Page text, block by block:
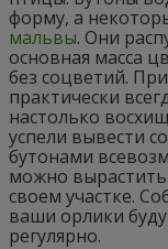
форму, а
мальвы. Они
основная масса
без соцветий.
практически
настолько
успели вывести
бутонами
можно вырастить
своем участке.
ваши орлики
регулярно.